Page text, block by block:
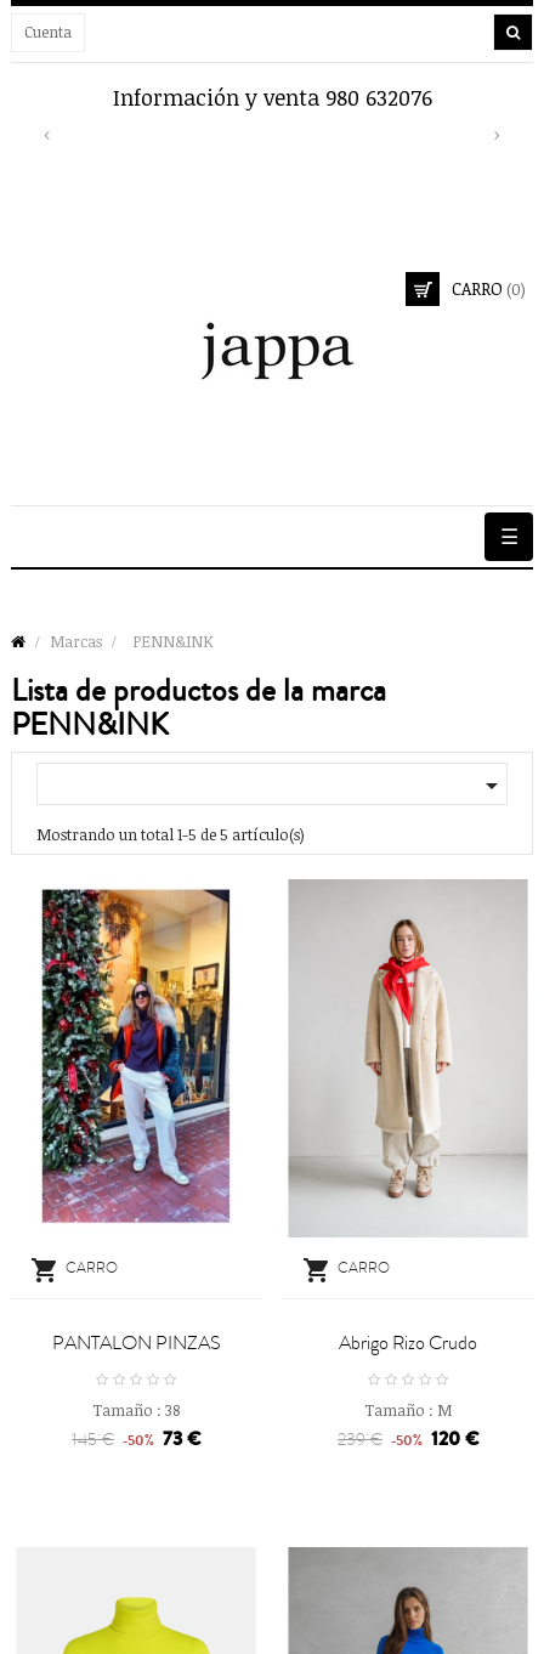
Cuenta
CARRO (0)
Información y venta 980 632076
‹ ›
de
☰
Marcas PENN&INK
Lista de productos de la marca
PENN&INK

Mostrando un total 1-5 de 5 artículo(s)
 CARRO
PANTALON PINZAS
Tamaño : 38
145 € -50% 73 €
 CARRO
Abrigo Rizo Crudo
Tamaño : M
239 € -50% 120 €